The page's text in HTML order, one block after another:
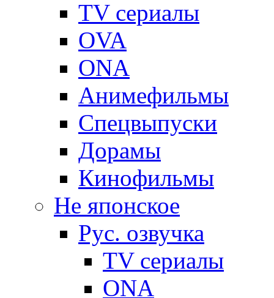
TV сериалы
OVA
ONA
Анимефильмы
Спецвыпуски
Дорамы
Кинофильмы
Не японское
Рус. озвучка
TV сериалы
ONA